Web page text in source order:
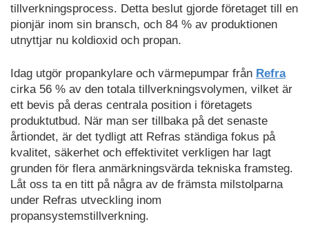
tillverkningsprocess. Detta beslut gjorde företaget till en
pionjär inom sin bransch, och 84 % av produktionen
utnyttjar nu koldioxid och propan.
Idag utgör propankylare och värmepumpar från Refra
cirka 56 % av den totala tillverkningsvolymen, vilket är
ett bevis på deras centrala position i företagets
produktutbud. När man ser tillbaka på det senaste
årtiondet, är det tydligt att Refras ständiga fokus på
kvalitet, säkerhet och effektivitet verkligen har lagt
grunden för flera anmärkningsvärda tekniska framsteg.
Låt oss ta en titt på några av de främsta milstolparna
under Refras utveckling inom
propansystemstillverkning.